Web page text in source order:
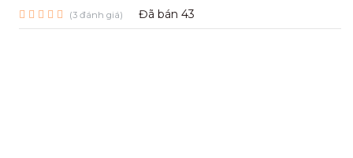
(3 đánh giá) Đã bán 43